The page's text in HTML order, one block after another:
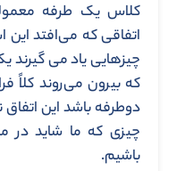
کلاس یک طرفه
اتفاقی که می‌افتد
چیزهایی یاد می گیرند
که بیرون می‌روند
دوطرفه باشد این
چیزی که ما شاید در
باشیم.